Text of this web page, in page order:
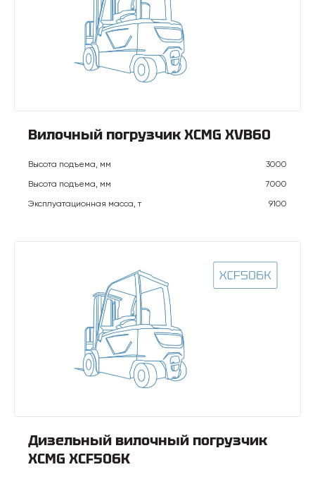
Вилочный погрузчик XCMG XVB60
Высота подъема, мм
3000
Высота подъема, мм
7000
Эксплуатационная масса, т
9100
Дизельный вилочный погрузчик
XCMG XCF506K